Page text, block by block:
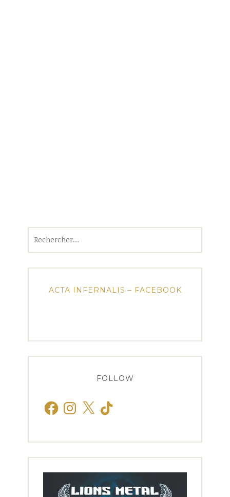
ACTA INFERNALIS – FACEBOOK
FOLLOW
FacebookInstagram
X TikTok